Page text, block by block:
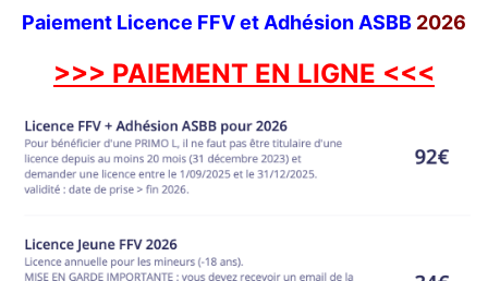
Paiement Licence FFV et Adhésion ASBB 2026
>>> PAIEMENT EN LIGNE <<<